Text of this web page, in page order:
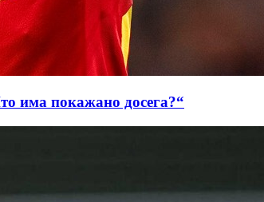
има покажано досега?“